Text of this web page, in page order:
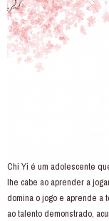
Chi Yi é um adolescente
lhe cabe ao aprender a
domina o jogo e aprende a
ao talento demonstrado,